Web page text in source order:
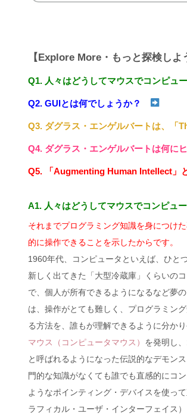
【Explore More・もっと探検しよ
Q1. 人々はどうしてマウスでコンピュ
Q2. GUIとは何でしょうか？
Q3. ダグラス・エンゲルバートは、
Q4. ダグラス・エンゲルバートは何に
Q5. 「Augmenting Human Intellect」
A1. 人々はどうしてマウスでコンピュ
それまでプログラミング知識を身につけ
的に操作できることを示したからです。
1960年代、コンピュータといえば、ひと
新しく出てきた「大型冷蔵庫」くらいの
で、個人が所有できるようになるなど夢
は、操作がとても難しく、プログラミン
る方法を、誰もが理解できるように分か
マウス（コンピュータマウス） を発明し
と呼ばれるようになった伝説的なデモン
門的な知識がなくても誰でも直感的にコ
ようなポインティング・デバイスを使っ
ラフィカル・ユーザ・インターフェイス